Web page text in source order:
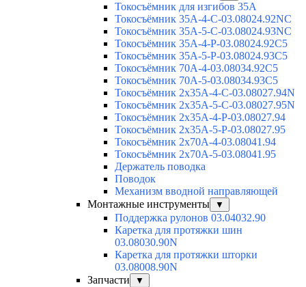
Токосъёмник для изгибов 35А
Токосъёмник 35А-4-С-03.08024.92NC
Токосъёмник 35А-5-С-03.08024.93NC
Токосъёмник 35А-4-Р-03.08024.92C5
Токосъёмник 35А-5-Р-03.08024.93C5
Токосъёмник 70А-4-03.08034.92C5
Токосъёмник 70А-5-03.08034.93C5
Токосъёмник 2х35А-4-С-03.08027.94N
Токосъёмник 2х35А-5-С-03.08027.95N
Токосъёмник 2х35А-4-Р-03.08027.94
Токосъёмник 2х35А-5-Р-03.08027.95
Токосъёмник 2х70А-4-03.08041.94
Токосъёмник 2х70А-5-03.08041.95
Держатель поводка
Поводок
Механизм вводной направляющей
Монтажные инструменты
▼
Поддержка рулонов 03.04032.90
Каретка для протяжки шин
03.08030.90N
Каретка для протяжки шторки
03.08008.90N
Запчасти
▼